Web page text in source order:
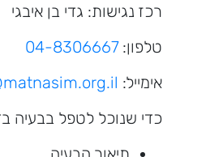
רכז נגישות: גדי בן איבגי
טלפון:04-8306667
אימייל:
כדי שנוכל לטפל בבעיה